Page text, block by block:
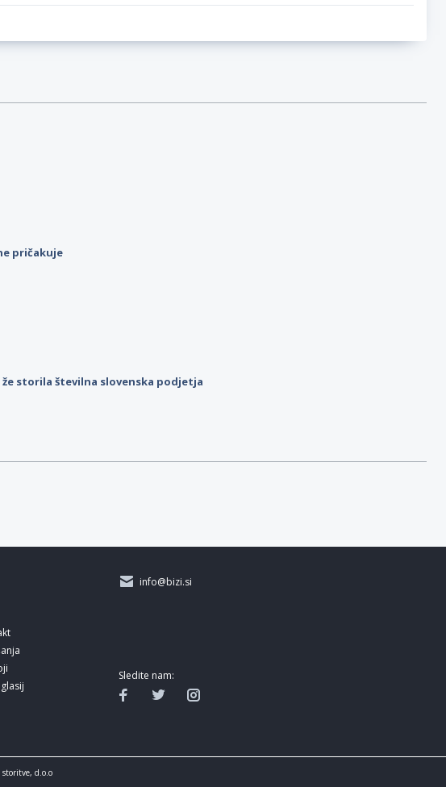
pričakuje
storila številna slovenska podjetja
info@bizi.si
Sledite nam:
d.o.o